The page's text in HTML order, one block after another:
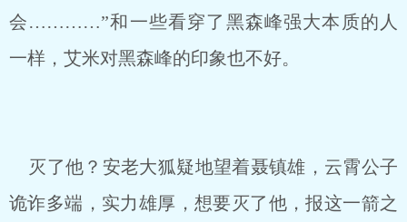
会…………”和一些看穿了黑森峰强大本质的人
一样，艾米对黑森峰的印象也不好。
灭了他？安老大狐疑地望着聂镇雄，云霄公子
诡诈多端，实力雄厚，想要灭了他，报这一箭之